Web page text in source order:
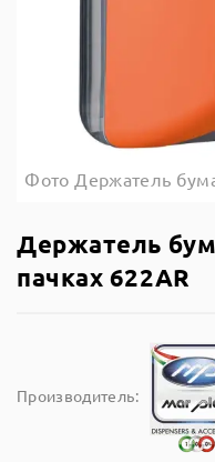
Фото Держатель
Держатель
пачках 622AR
Производитель: